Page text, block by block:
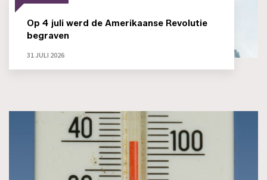
Op 4 juli werd de Amerikaanse Revolutie
begraven
31 JULI 2026